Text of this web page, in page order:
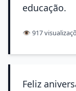
educação.
👁️ 917
Feliz